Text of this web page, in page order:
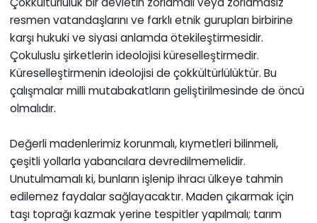
resmen vatandaşlarını ve farklı etnik gurupları birbirine
karşı hukuki ve siyasi anlamda ötekileştirmesidir.
Çokuluslu şirketlerin ideolojisi küreselleştirmedir.
Küreselleştirmenin ideolojisi de çokkültürlülüktür. Bu
çalışmalar milli mutabakatların geliştirilmesinde de öncü
olmalıdır.
Değerli madenlerimiz korunmalı, kıymetleri bilinmeli,
çeşitli yollarla yabancılara devredilmemelidir.
Unutulmamalı ki, bunların işlenip ihracı ülkeye tahmin
edilemez faydalar sağlayacaktır. Maden çıkarmak için
taşı toprağı kazmak yerine tespitler yapılmalı; tarım